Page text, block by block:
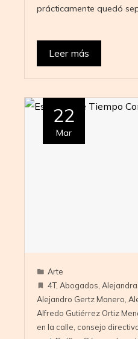
prácticamente quedó
Leer más
22
Mar
Arte
4T, Abogados
Alejandro Gertz Manero
Alfredo Gutiérrez Ortiz
en la calle consejo